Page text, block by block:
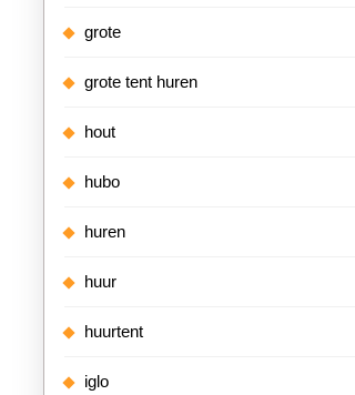
grote
grote tent huren
hout
hubo
huren
huur
huurtent
iglo